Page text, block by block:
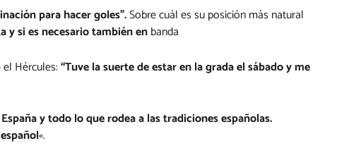
para hacer goles”.Sobre cuál es su posición más natural
y si es necesario también enbanda
Hércules:“Tuve la suerte de estar en la grada el sábado y me
y todo lo que rodea a las tradiciones españolas.
«.